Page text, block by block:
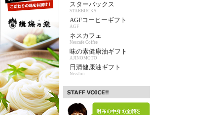
スターバックス
STARBUCKS
AGFコーヒーギフト
AGF
ネスカフェ
Nescafe Coffee
味の素健康油ギフト
AJINOMOTO
日清健康油ギフト
Nisshin